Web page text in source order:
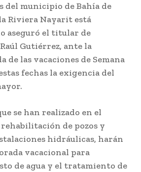
del municipio de Bahía de
Riviera Nayarit está
aseguró el titular de
Gutiérrez, ante la
de las vacaciones de Semana
fechas la exigencia del
se han realizado en el
de pozos y
hidráulicas, harán
vacacional para
de agua y el tratamiento de